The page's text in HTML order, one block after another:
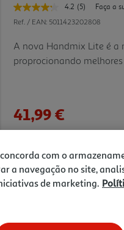
4.2 Leu
5
Link
para
a
(5)
Faça a
Ref. / EAN: 5011423202808
A nova Handmix Lite é a
proprocionando
41,99 €
com o
a navegação no site,
de marketing.